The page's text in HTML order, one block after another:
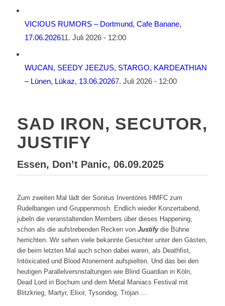
VICIOUS RUMORS – Dortmund, Cafe Banane,
17.06.202611. Juli 2026 - 12:00
WUCAN, SEEDY JEEZUS, STARGO, KARDEATHIAN
– Lünen, Lükaz, 13.06.20267. Juli 2026 - 12:00
SAD IRON, SECUTOR,
JUSTIFY
Essen, Don’t Panic, 06.09.2025
Zum zweiten Mal lädt der Sonitus Inventöres HMFC zum
Rudelbangen und Gruppenmosh. Endlich wieder Konzertabend,
jubeln die veranstaltenden Members über dieses Happening,
schon als die aufstrebenden Recken von Justifydie Bühne
herrichten. Wir sehen viele bekannte Gesichter unter den Gästen,
die beim letzten Mal auch schon dabei waren, als Deathfist,
Intöxicated und Blood Atonement aufspielten. Und das bei den
heutigen Parallelversnstaltungen wie Blind Guardian in Köln,
Dead Lord in Bochum und dem Metal Maniacs Festival mit
Blitzkrieg, Martyr, Elixir, Tysondog, Tröjan …